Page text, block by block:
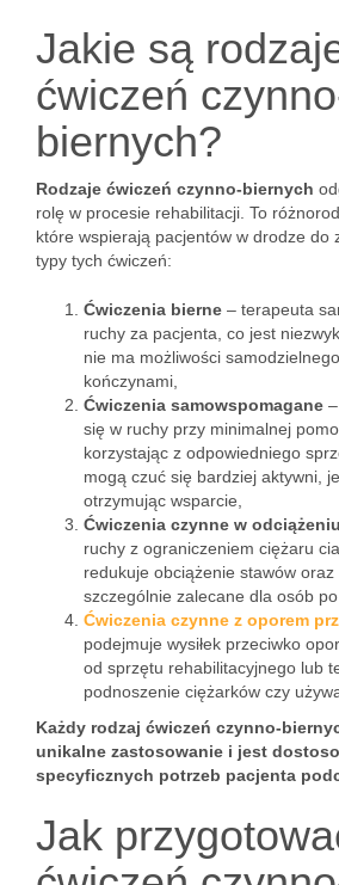
Jakie są
ćwiczeń
biernych?
Rodzaje ćwiczeń czynno-biernych
rolę w procesie rehabilitacji. To
które wspierają pacjentów w drodze do
typy tych ćwiczeń:
Ćwiczenia bierne – terapeuta
ruchy za pacjenta, co jest
nie ma możliwości
kończynami,
Ćwiczenia samowspomagane
się w ruchy przy minimalnej
korzystając z odpowiedniego
mogą czuć się bardziej aktywni,
otrzymując wsparcie,
Ćwiczenia czynne w odciążeniu
ruchy z ograniczeniem ciężaru
redukuje obciążenie stawów
szczególnie zalecane dla osób po
Ćwiczenia czynne z oporem
podejmuje wysiłek przeciwko
od sprzętu rehabilitacyjnego lub
podnoszenie ciężarków czy
Każdy rodzaj ćwiczeń czynno-
unikalne zastosowanie i jest
specyficznych potrzeb pacjenta
Jak